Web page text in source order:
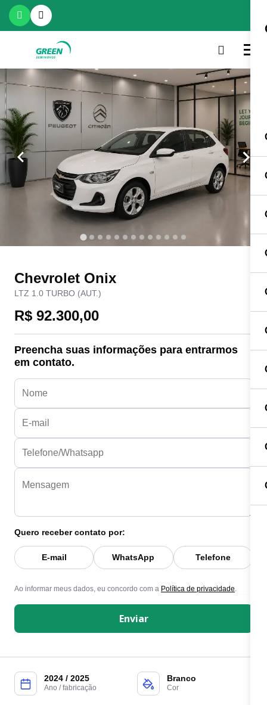
2024 / 2025
Ano / fabricação
Branco
Cor
Chevrolet Onix
LTZ 1.0 TURBO (AUT.)
R$ 92.300,00
Preencha suas informações para entrarmos
em contato.
Quero receber contato por:
E-mail WhatsApp Telefone
Ao informar meus dados, eu concordo com a Política de privacidade.
Enviar